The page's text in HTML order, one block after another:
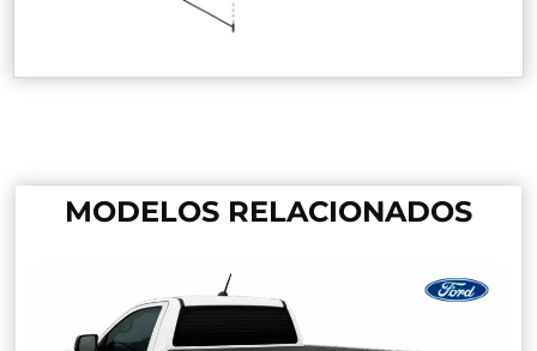
MODELOS RELACIONADOS